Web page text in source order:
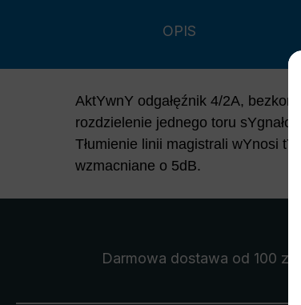
OPIS
AktYwnY odgałęźnik 4/2A,
rozdzielenie jednego toru
Tłumienie linii magistrali wYnosi
wzmacniane o 5dB.
Darmowa dostawa od 100 zł